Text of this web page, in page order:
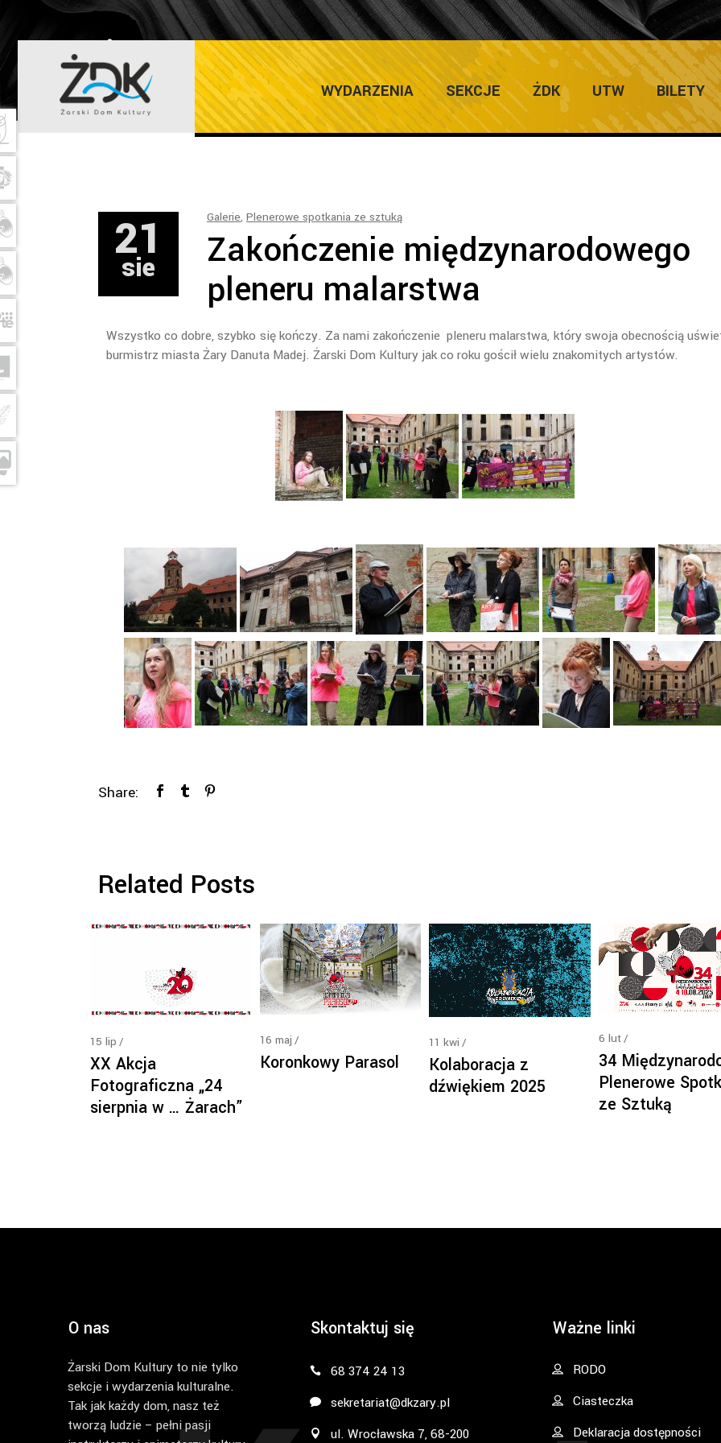
WYDARZENIA SEKCJE ŻDK UTW BILETY
ŻARSKI DOM KULTURY Home/Galerie /
21
sie
Galerie, Plenerowe spotkania ze sztuką
Zakończenie międzynarodowego
pleneru malarstwa
Wszystko co dobre, szybko się kończy. Za nami zakończenie pleneru malarstwa, który swoja obecnością
burmistrz miasta Żary Danuta Madej. Żarski Dom Kultury jak co roku gościł wielu znakomitych artystów.
Share:
Related Posts
15 lip
XX Akcja
Fotograficzna „24
sierpnia w … Żarach”
16 maj
Koronkowy Parasol
11 kwi
Kolaboracja z
dźwiękiem 2025
6 lut
34
Plenerowe
ze Sztuką
O nas
Żarski Dom Kultury to nie tylko
sekcje i wydarzenia kulturalne.
Tak jak każdy dom, nasz też
tworzą ludzie – pełni pasji
Skontaktuj się
68 374 24 13
sekretariat@dkzary.pl
ul. Wrocławska 7, 68-200
Ważne linki
RODO
Ciasteczka
Deklaracja dostępności